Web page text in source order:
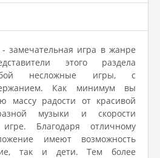
замечательная игра в жанре
этого раздела
несложные игры, с
Как минимум вы
массу радости от красивой
музыки и скорости
Благодаря отличному
имеют возможность
так и дети. Тем более